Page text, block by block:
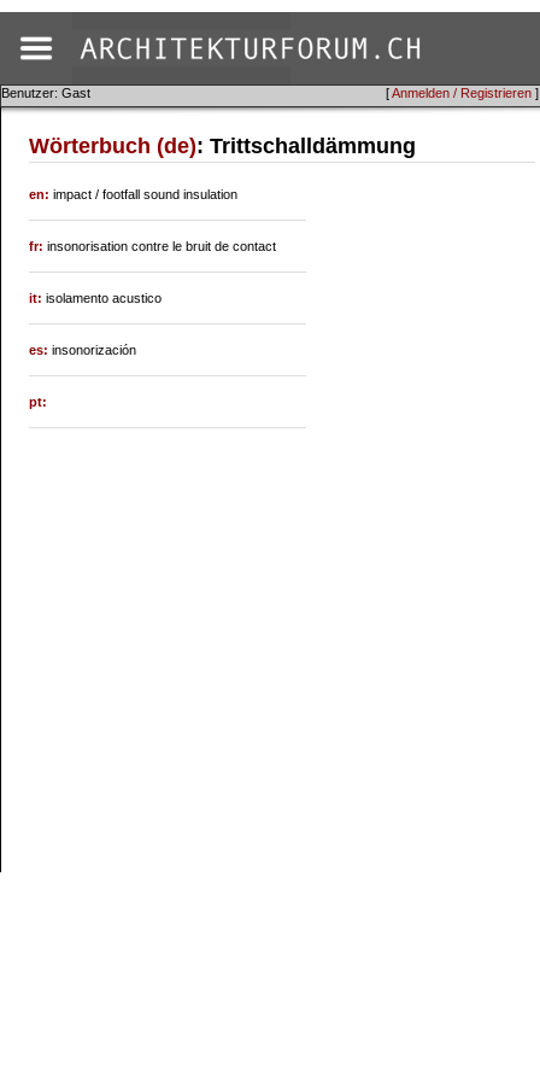
[Anmelden / Registrieren ]
Benutzer: Gast
Wörterbuch (de): Trittschalldämmung
en:impact / footfall sound insulation
fr:insonorisation contre le bruit de contact
it:isolamento acustico
es:insonorización
pt: